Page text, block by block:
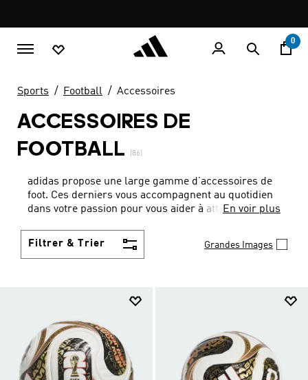
promotion
rotation
0
Sports Football Accessoires
ACCESSOIRES DE
FOOTBALL
(86)
adidas propose une large gamme d’accessoires de
foot. Ces derniers vous accompagnent au quotidien
dans votre passion pour vous aider à atteindre vos
footballeurs.
En voir plus
Filtrer & Trier Grandes Images